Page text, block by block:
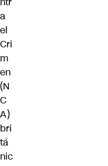
a
el
Cri
m
en
(N
C
A)
bri
tá
nic